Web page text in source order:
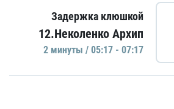
Задержка клюшкой
12.Неколенко Архип
2 минуты / 05:17 - 07:17